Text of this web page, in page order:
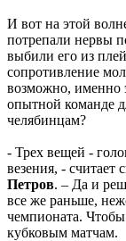
И вот на этой
потрепали нервы
выбили его из
сопротивление
возможно, именно
опытной команде
челябинцам?
- Трех вещей -
везения, - считает
Петров. – Да и
все же раньше,
чемпионата.
кубковым матчам.